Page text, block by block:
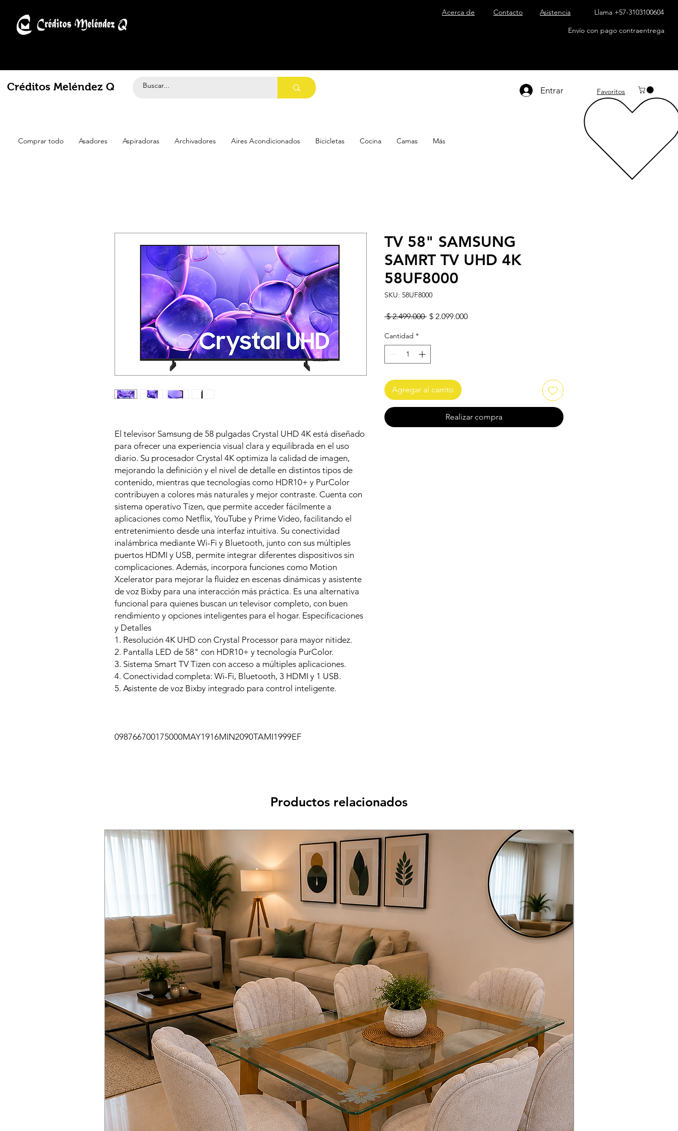
Acerca de Contacto Asistencia
Llama +57-3103100604
Envío con pago contraentrega
Créditos Meléndez Q Entrar Favoritos
Comprar todo Asadores Aspiradoras Archivadores Aires Acondicionados Bicicletas Cocina Camas Más
El televisor Samsung de 58 pulgadas Crystal UHD 4K está diseñado
para ofrecer una experiencia visual clara y equilibrada en el uso
diario. Su procesador Crystal 4K optimiza la calidad de imagen,
mejorando la definición y el nivel de detalle en distintos tipos de
contenido, mientras que tecnologías como HDR10+ y PurColor
contribuyen a colores más naturales y mejor contraste. Cuenta con
sistema operativo Tizen, que permite acceder fácilmente a
aplicaciones como Netflix, YouTube y Prime Video, facilitando el
entretenimiento desde una interfaz intuitiva. Su conectividad
inalámbrica mediante Wi-Fi y Bluetooth, junto con sus múltiples
puertos HDMI y USB, permite integrar diferentes dispositivos sin
complicaciones. Además, incorpora funciones como Motion
Xcelerator para mejorar la fluidez en escenas dinámicas y asistente
de voz Bixby para una interacción más práctica. Es una alternativa
funcional para quienes buscan un televisor completo, con buen
rendimiento y opciones inteligentes para el hogar. Especificaciones
y Detalles
1. Resolución 4K UHD con Crystal Processor para mayor nitidez.
2. Pantalla LED de 58" con HDR10+ y tecnología PurColor.
3. Sistema Smart TV Tizen con acceso a múltiples aplicaciones.
4. Conectividad completa: Wi-Fi, Bluetooth, 3 HDMI y 1 USB.
5. Asistente de voz Bixby integrado para control inteligente.
098766700175000MAY1916MIN2090TAMI1999EF
TV 58" SAMSUNG
SAMRT TV UHD 4K
58UF8000
SKU: 58UF8000
$ 2.499.000 Precio
$ 2.099.000Precio de oferta
Cantidad *
Agregar al carrito
Realizar compra
Productos relacionados